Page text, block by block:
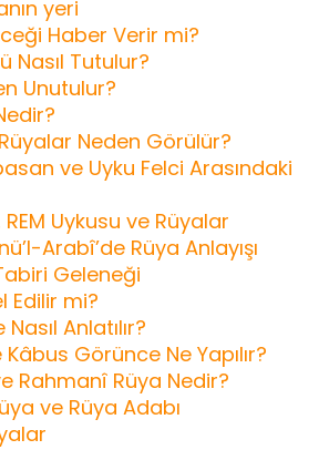
yeri
Haber Verir mi?
Nasıl Tutulur?
Unutulur?
Neden Görülür?
ve Uyku Felci Arasındaki
Uykusu ve Rüyalar
Arabî’de Rüya Anlayışı
Geleneği
Edilir mi?
Anlatılır?
Görünce Ne Yapılır?
Rahmanî Rüya Nedir?
ve Rüya Adabı